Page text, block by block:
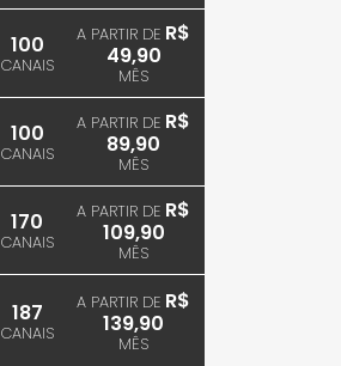
100
CANAIS
A PARTIR DE R$
49,90
MÊS
100
CANAIS
A PARTIR DE R$
89,90
MÊS
170
CANAIS
A PARTIR DE R$
109,90
MÊS
187
CANAIS
A PARTIR DE R$
139,90
MÊS